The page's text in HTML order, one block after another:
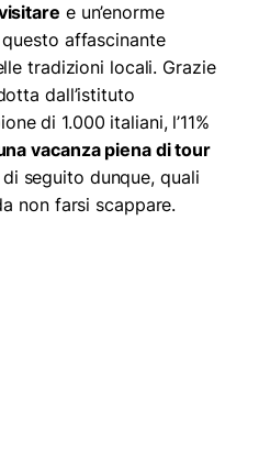
e un’enorme
affascinante
tradizioni locali. Grazie
dall’istituto
di 1.000 italiani, l’11%
vacanza piena di tour
seguito dunque, quali
non farsi scappare.